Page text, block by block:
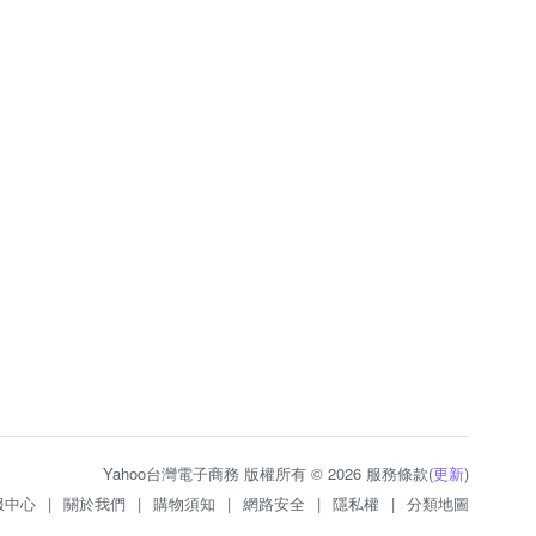
Yahoo台灣電子商務 版權所有 © 2026 服務條款(更新)
中心 | 關於我們 | 購物須知 | 網路安全 | 隱私權 | 分類地圖